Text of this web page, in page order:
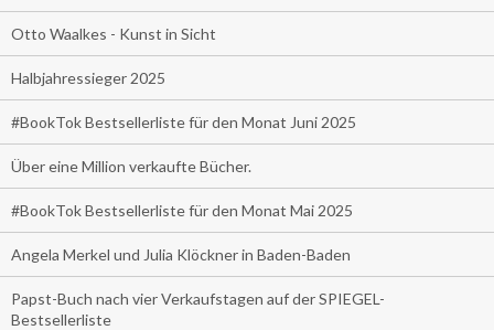
Otto Waalkes - Kunst in Sicht
Halbjahressieger 2025
#BookTok Bestsellerliste für den Monat Juni 2025
Über eine Million verkaufte Bücher.
#BookTok Bestsellerliste für den Monat Mai 2025
Angela Merkel und Julia Klöckner in Baden-Baden
Papst-Buch nach vier Verkaufstagen auf der SPIEGEL-
Bestsellerliste